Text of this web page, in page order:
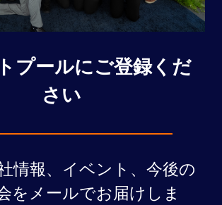
プールにご登録くだ
さい
情報、イベント、今後の
をメールでお届けしま